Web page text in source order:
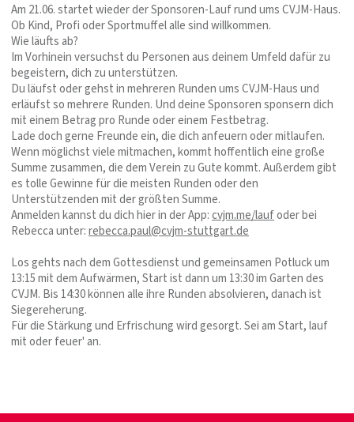
Am 21.06. startet wieder der Sponsoren-Lauf rund ums CVJM-Haus.
Ob Kind, Profi oder Sportmuffel alle sind willkommen.
Wie läufts ab?
Im Vorhinein versuchst du Personen aus deinem Umfeld dafür zu
begeistern, dich zu unterstützen.
Du läufst oder gehst in mehreren Runden ums CVJM-Haus und
erläufst so mehrere Runden. Und deine Sponsoren sponsern dich
mit einem Betrag pro Runde oder einem Festbetrag.
Lade doch gerne Freunde ein, die dich anfeuern oder mitlaufen.
Wenn möglichst viele mitmachen, kommt hoffentlich eine große
Summe zusammen, die dem Verein zu Gute kommt. Außerdem gibt
es tolle Gewinne für die meisten Runden oder den
Unterstützenden mit der größten Summe.
Anmelden kannst du dich hier in der App:cvjm.me/laufoder bei
Rebecca unter:rebecca.paul@cvjm-stuttgart.de
Los gehts nach dem Gottesdienst und gemeinsamen Potluck um
13:15 mit dem Aufwärmen, Start ist dann um 13:30 im Garten des
CVJM. Bis 14:30 können alle ihre Runden absolvieren, danach ist
Siegereherung.
Für die Stärkung und Erfrischung wird gesorgt. Sei am Start, lauf
mit oder feuer' an.